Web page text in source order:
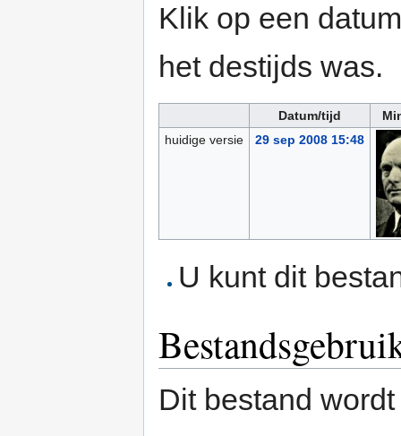
Klik op een
het destijds was.
Datum/tijd
huidige versie
29 sep 2008 15:48
U kunt dit
Dit bestand